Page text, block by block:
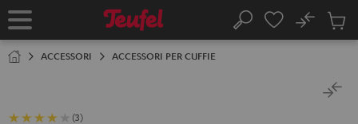
AL
Pagina
Cerca
No
ACCESSORI ACCESSORI PER CUFFIE
(3)